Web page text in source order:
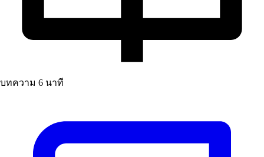
บทความ 6 นาที